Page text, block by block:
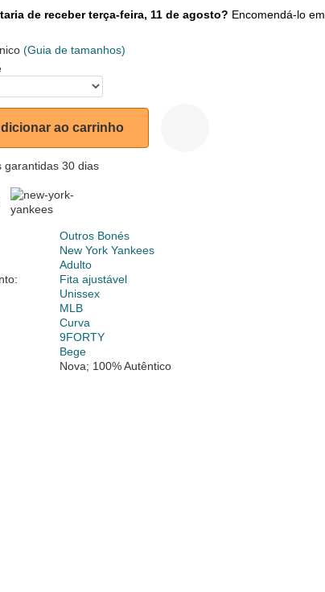
de receber terça-feira, 11 de agosto? Encomendá-lo em
(Guia de tamanhos)
ao carrinho
garantidas 30 dias
Outros Bonés
New York Yankees
Adulto
Fita ajustável
Unissex
MLB
Curva
9FORTY
Bege
Nova; 100% Autêntico